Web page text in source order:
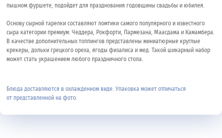
пышном фуршете, подойдет для празднования годовщины свадьбы и юбилея.
Основу сырной тарелки составляют ломтики самого популярного и известного
сыра категории премиум: Чеддера, Рокфорти, Пармезана, Маасдама и Камамбера.
В качестве дополнительных топпингов представлены миниатюрные круглые
крекеры, дольки грецкого ореха, ягоды физалиса и мед. Такой шикарный набор
может стать украшением любого праздничного стола.
Блюда доставляются в охлажденном виде. Упаковка может отличаться
от представленной на фото.